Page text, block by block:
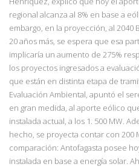
regional alcanza al 8% en base a
embargo, en la proyección, al 2040
20 años más, se espera que esa
implicaría un aumento de 275%
los proyectos ingresados a
que están en distinta etapa de
Evaluación Ambiental, apuntó el
en gran medida, al aporte eólico
instalada actual, a los 1. 500 MW.
hecho, se proyecta contar con 200
comparación: Antofagasta posee
instalada en base a energía solar.